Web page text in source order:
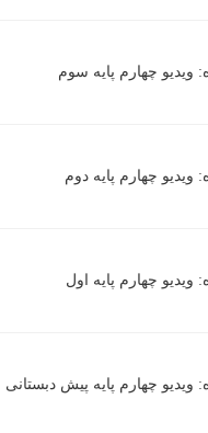
چهارم پایه سوم
چهارم پایه دوم
چهارم پایه اول
چهارم پایه پیش دبستانی